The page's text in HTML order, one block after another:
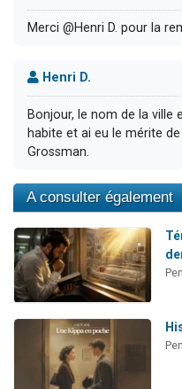
Merci @Henri D. pour la
Henri D.
Bonjour, le nom de la ville
habite et ai eu le mérite
Grossman.
A consulter également